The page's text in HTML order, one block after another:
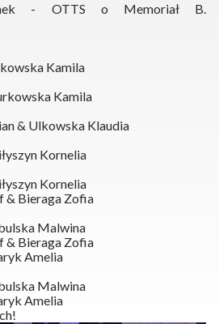
- OTTS o Memoriał B.
Kamila
Kamila
& Ulkowska Klaudia
Kornelia
Kornelia
& Bieraga Zofia
Malwina
& Bieraga Zofia
Amelia
Malwina
Amelia